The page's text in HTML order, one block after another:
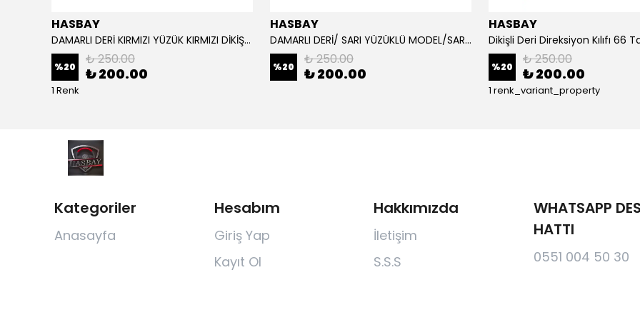
HASBAY
DAMARLI DERİ KIRMIZI YÜZÜK KIRMIZI DİKİŞLİ VW CRAFTER İÇİN İP İĞNE DAHİL
%20 ₺ 250.00
₺ 200.00
1 Renk
HASBAY
DAMARLI DERİ/ SARI YÜZÜKLÜ MODEL/SARI DİKİŞLİ/HIZLI KARGO
%20 ₺ 250.00
₺ 200.00
HASBAY
%20 ₺ 250.00
₺ 200.00
1 renk_variant_property
Kategoriler
Anasayfa
Hesabım
Giriş Yap
Kayıt Ol
Hakkımızda
İletişim
S.S.S
WHATSAPP
HATTI
0551 004 50 30